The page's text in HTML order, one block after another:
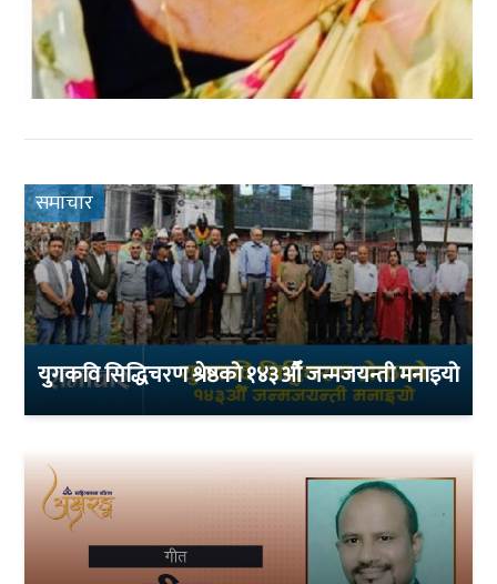
समाचार
युगकवि सिद्धिचरण श्रेष्ठको १४३औँ जन्मजयन्ती मनाइयो